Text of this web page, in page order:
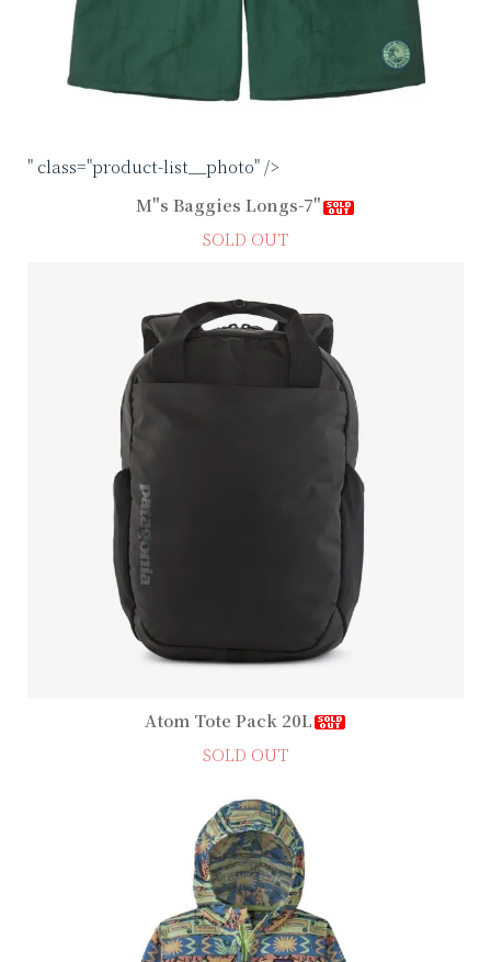
" class="product-list__photo" />
M"s Baggies Longs-7"
SOLD OUT
Atom Tote Pack 20L
SOLD OUT